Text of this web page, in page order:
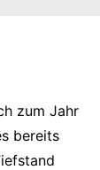
zum Jahr
bereits